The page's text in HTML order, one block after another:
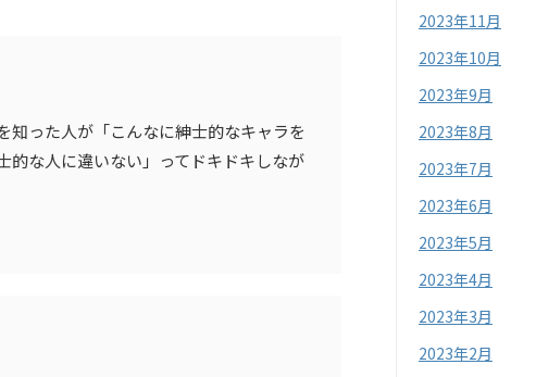
った人が「こんなに紳士的なキャラを
的な人に違いない」ってドキドキしなが
2023年11月
2023年10月
2023年9月
2023年8月
2023年7月
2023年6月
2023年5月
2023年4月
2023年3月
2023年2月